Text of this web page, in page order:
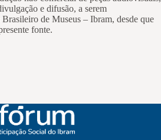
e difusão, a serem
de Museus – Ibram, desde que
fonte.